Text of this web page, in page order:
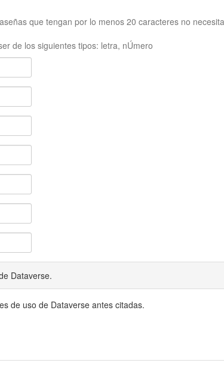
que tengan por lo menos 20 caracteres no
de los siguientes tipos: letra, nÚmero
Dataverse.
de uso de Dataverse antes citadas.